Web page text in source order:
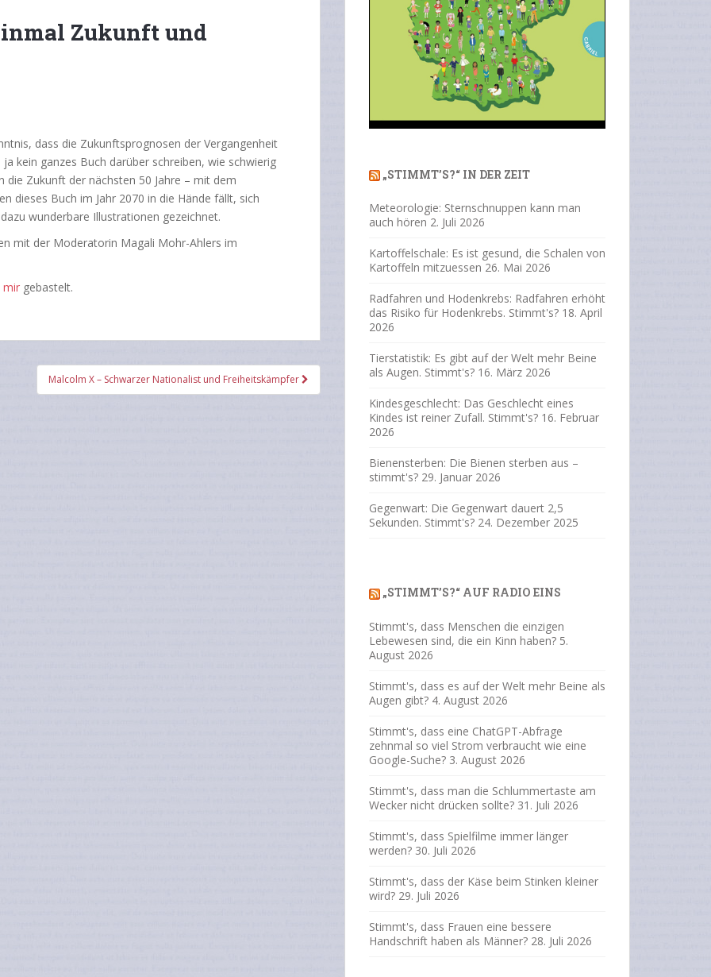
Zukunft und
dass die Zukunftsprognosen der Vergangenheit
kein ganzes Buch darüber schreiben, wie schwierig
die Zukunft der nächsten 50 Jahre – mit dem
dieses Buch im Jahr 2070 in die Hände fällt, sich
wunderbare Illustrationen gezeichnet.
mit der Moderatorin Magali Mohr-Ahlers im
mir gebastelt.
Malcolm X – Schwarzer Nationalist und Freiheitskämpfer
„STIMMT’S?“ IN DER ZEIT
Meteorologie: Sternschnuppen kann man
auch hören 2. Juli 2026
Kartoffelschale: Es ist gesund, die Schalen von
Kartoffeln mitzuessen 26. Mai 2026
Radfahren und Hodenkrebs: Radfahren erhöht
das Risiko für Hodenkrebs. Stimmt's? 18. April
2026
Tierstatistik: Es gibt auf der Welt mehr Beine
als Augen. Stimmt's? 16. März 2026
Kindesgeschlecht: Das Geschlecht eines
Kindes ist reiner Zufall. Stimmt's? 16. Februar
2026
Bienensterben: Die Bienen sterben aus –
stimmt's? 29. Januar 2026
Gegenwart: Die Gegenwart dauert 2,5
Sekunden. Stimmt's? 24. Dezember 2025
„STIMMT’S?“ AUF RADIO EINS
Stimmt's, dass Menschen die einzigen
Lebewesen sind, die ein Kinn haben? 5.
August 2026
Stimmt's, dass es auf der Welt mehr Beine als
Augen gibt? 4. August 2026
Stimmt's, dass eine ChatGPT-Abfrage
zehnmal so viel Strom verbraucht wie eine
Google-Suche? 3. August 2026
Stimmt's, dass man die Schlummertaste am
Wecker nicht drücken sollte? 31. Juli 2026
Stimmt's, dass Spielfilme immer länger
werden? 30. Juli 2026
Stimmt's, dass der Käse beim Stinken kleiner
wird? 29. Juli 2026
Stimmt's, dass Frauen eine bessere
Handschrift haben als Männer? 28. Juli 2026